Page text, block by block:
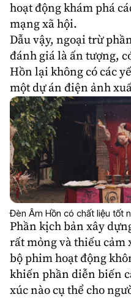
hoạt động khám phá
mạng xã hội.
Dẫu vậy, ngoại trừ
đánh giá là ấn tượng,
Hồn lại không có các
một dự án điện ảnh
Đèn Âm Hồn có chất liệu tốt
Phần kịch bản xây
rất mỏng và thiếu cảm
bộ phim hoạt động
khiến phần diễn biến
xúc nào cụ thể cho